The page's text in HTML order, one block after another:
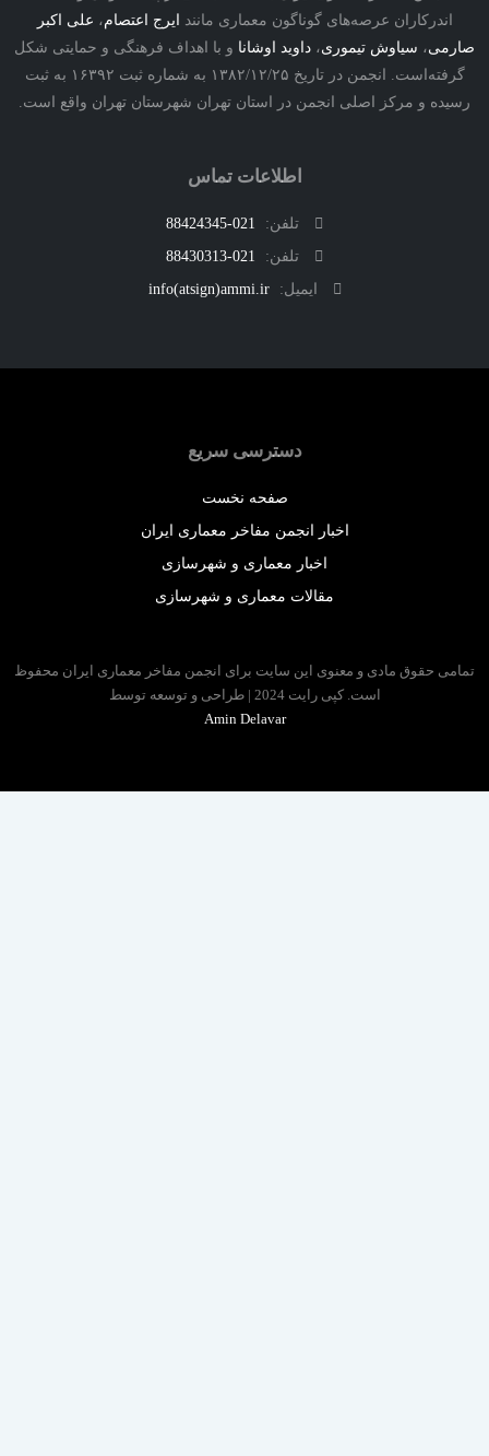
عرصه‌های گوناگون معماری مانندایرج اعتصام،علی اکبر
،سیاوش تیموری،داوید اوشاناو با اهداف فرهنگی و حمایتی شکل
گرفته‌است. انجمن در تاریخ ۱۳۸۲/۱۲/۲۵ به شماره ثبت ۱۶۳۹۲ به ثبت
و مرکز اصلی انجمن در استان تهران شهرستان تهران واقع است.
اطلاعات تماس
تلفن:
021-88424345
تلفن:
021-88430313
ایمیل:
info(atsign)ammi.ir
دسترسی سریع
صفحه نخست
اخبار انجمن مفاخر معماری ایران
اخبار معماری و شهرسازی
مقالات معماری و شهرسازی
حقوق مادی و معنوی این سایت برای انجمن مفاخر معماری ایران محفوظ
است. کپی رایت 2024 | طراحی و توسعه توسط
Amin Delavar